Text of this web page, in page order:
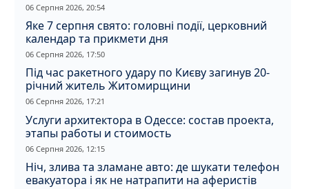
06 Серпня 2026, 20:54
Яке 7 серпня свято: головні події, церковний
календар та прикмети дня
06 Серпня 2026, 17:50
Під час ракетного удару по Києву загинув 20-
річний житель Житомирщини
06 Серпня 2026, 17:21
Услуги архитектора в Одессе: состав проекта,
этапы работы и стоимость
06 Серпня 2026, 12:15
Ніч, злива та зламане авто: де шукати телефон
евакуатора і як не натрапити на аферистів